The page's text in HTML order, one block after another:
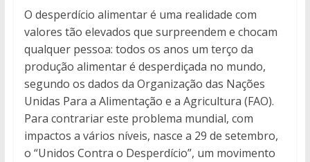
O desperdício alimentar é uma realidade com
valores tão elevados que surpreendem e chocam
qualquer pessoa: todos os anos um terço da
produção alimentar é desperdiçada no mundo,
segundo os dados da Organização das Nações
Unidas Para a Alimentação e a Agricultura (FAO).
Para contrariar este problema mundial, com
impactos a vários níveis, nasce a 29 de setembro,
o “Unidos Contra o Desperdício”, um movimento